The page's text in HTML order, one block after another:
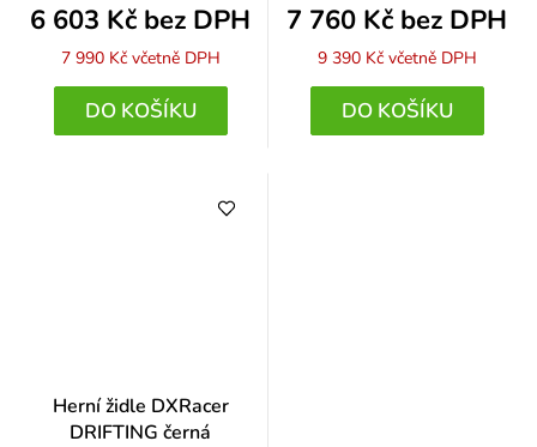
6 603 Kč bez DPH
7 990 Kč včetně DPH
DO KOŠÍKU
7 760 Kč bez DPH
9 390 Kč včetně DPH
DO KOŠÍKU
Herní židle DXRacer
DRIFTING černá